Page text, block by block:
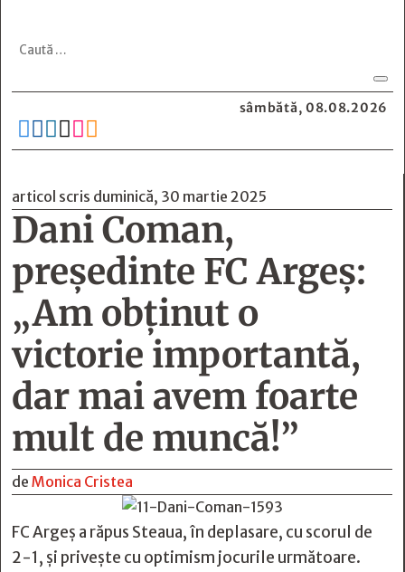
sâmbătă, 08.08.2026
     
articol scris duminică, 30 martie 2025
Dani Coman,
președinte FC Argeș:
„Am obținut o
victorie importantă,
dar mai avem foarte
mult de muncă!”
de Monica Cristea
FC Argeș a răpus Steaua, în deplasare, cu scorul de
2-1, și privește cu optimism jocurile următoare.